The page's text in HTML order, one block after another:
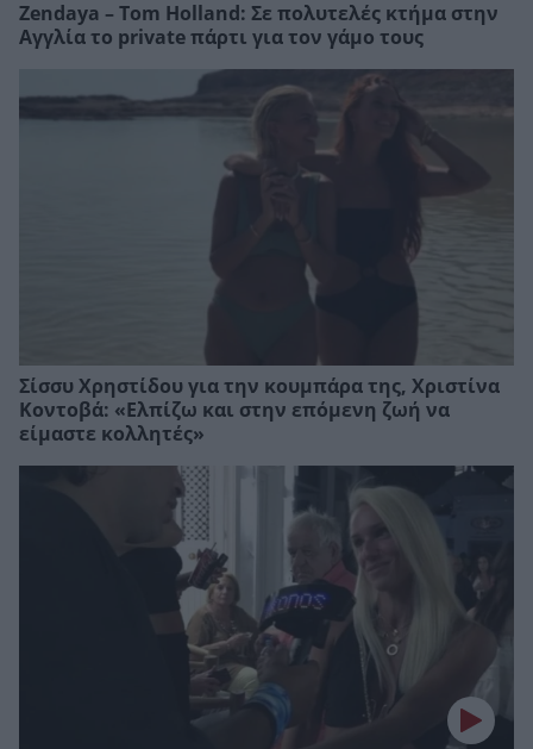
Zendaya – Tom Holland: Σε πολυτελές κτήμα στην
Αγγλία το private πάρτι για τον γάμο τους
Σίσσυ Χρηστίδου για την κουμπάρα της, Xριστίνα
Κοντοβά: «Ελπίζω και στην επόμενη ζωή να
είμαστε κολλητές»